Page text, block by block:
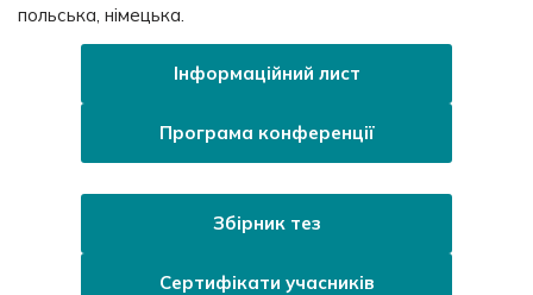
польська, німецька.
Інформаційний лист
Програма конференції
Збірник тез
Сертифікати учасників